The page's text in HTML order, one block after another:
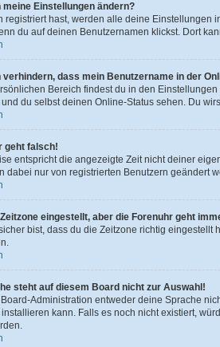
meine Einstellungen ändern?
registriert hast, werden alle deine Einstellungen
du auf deinen Benutzernamen klickst. Dort
verhindern, dass mein Benutzername in der
Bereich findest du in den
du selbst deinen Online-Status sehen. Du
geht falsch!
entspricht die angezeigte Zeit nicht deiner
dabei nur von registrierten Benutzern geändert
Zeitzone eingestellt, aber die Forenuhr geht
bist, dass du die Zeitzone richtig eingestellt
steht auf diesem Board nicht zur Auswahl!
Administration entweder deine Sprache
kann. Falls es noch nicht existiert,